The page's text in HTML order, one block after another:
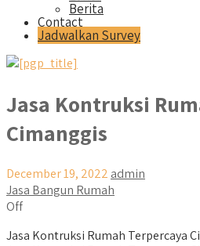
Berita
Contact
Jadwalkan Survey
Jasa Kontruksi
Cimanggis
December 19, 2022 admin
Jasa Bangun Rumah
Off
Jasa Kontruksi Rumah Terpercaya